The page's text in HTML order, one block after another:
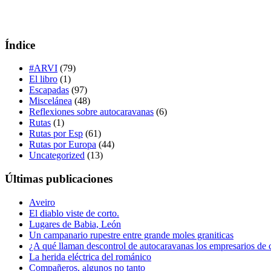
Índice
#ARVI (79)
El libro (1)
Escapadas (97)
Miscelánea (48)
Reflexiones sobre autocaravanas (6)
Rutas (1)
Rutas por Esp (61)
Rutas por Europa (44)
Uncategorized (13)
Últimas publicaciones
Aveiro
El diablo viste de corto.
Lugares de Babia, León
Un campanario rupestre entre grande moles graniticas
¿A qué llaman descontrol de autocaravanas los empresarios de
La herida eléctrica del románico
Compañeros, algunos no tanto